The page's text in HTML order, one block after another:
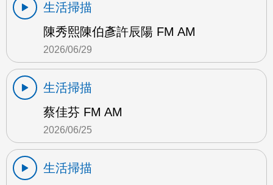
生活掃描
陳秀熙陳伯彥許辰陽 FM AM
2026/06/29
生活掃描
蔡佳芬 FM AM
2026/06/25
生活掃描